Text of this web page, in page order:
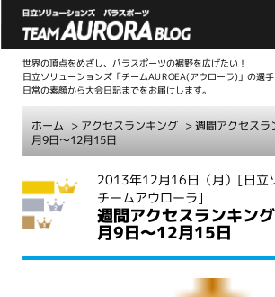
世界の頂点をめざし、パラスポーツの裾野を広げたい！
日立ソリューションズ「チームAUROEA(アウローラ)」の選手
日常の素顔から大会日記までをお届けします。
ホーム > アクセスランキング > 週間アクセス
月9日～12月15日
2013年12月16日（月） [日立
チームアウローラ]
週間アクセスランキ
月9日～12月15日